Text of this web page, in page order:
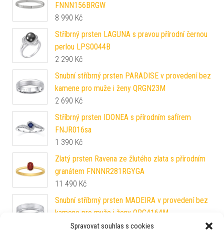
Spravovat souhlas s cookies
FNNN156BRGW
8 990 Kč
Stříbrný prsten LAGUNA s pravou přírodní černou
perlou LPS0044B
2 290 Kč
Snubní stříbrný prsten PARADISE v provedení bez
kamene pro muže i ženy QRGN23M
2 690 Kč
Stříbrný prsten IDONEA s přírodním safírem
FNJR016sa
1 390 Kč
Zlatý prsten Ravena ze žlutého zlata s přírodním
granátem FNNNR281RGYGA
11 490 Kč
Snubní stříbrný prsten MADEIRA v provedení bez
kamene pro muže i ženy QRG4164M
2 690Kč